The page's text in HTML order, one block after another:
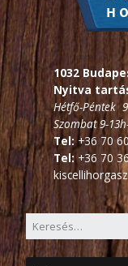
1032
Nyitva
Hétfő-Péntek
Szombat 9-
Tel:+36 70
Tel: +36 70